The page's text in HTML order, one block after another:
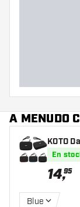
A MENUDO
KOTO
En
14,95
Blue